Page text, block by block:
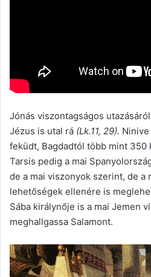
Jónás viszontagságos
Jézus is utal rá (Lk.11, 29).
feküdt, Bagdadtól több mint 350
Tarsis pedig a mai
de a mai viszonyok szerint, de a
lehetőségek ellenére is
Sába királynője is a mai Jemen
meghallgassa Salamont.